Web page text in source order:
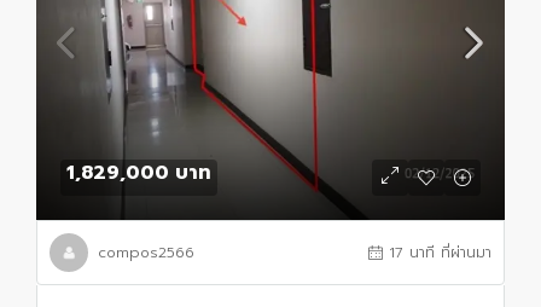
1,829,000 บาท
compos2566 17 นาที ที่ผ่านมา